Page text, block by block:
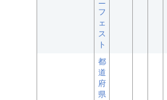
フ
ェ
ス
ト
都
道
府
県